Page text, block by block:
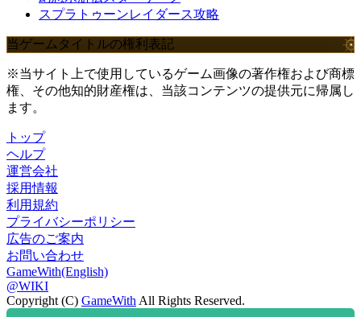
スプラトゥーンレイダース攻略
当ゲームタイトルの権利表記
※当サイト上で使用しているゲーム画像の著作権および商標
権、その他知的財産権は、当該コンテンツの提供元に帰属し
ます。
トップ
ヘルプ
運営会社
採用情報
利用規約
プライバシーポリシー
広告のご案内
お問い合わせ
GameWith(English)
@WIKI
Copyright (C) GameWith All Rights Reserved.